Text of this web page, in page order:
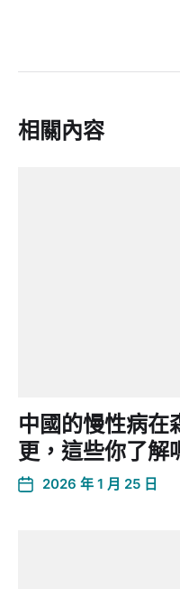
相關內容
中國的慢性病在
更，這些你了解
2026 年 1 月 25 日